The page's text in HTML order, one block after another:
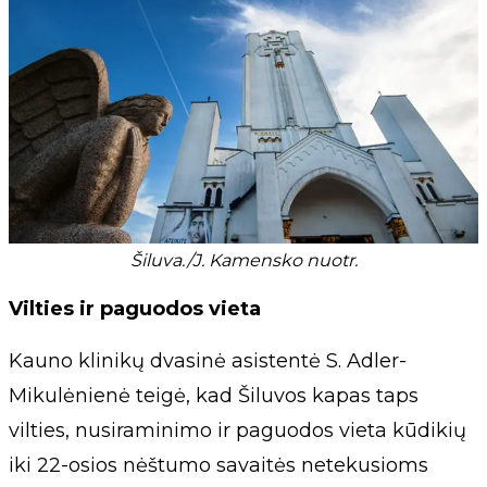
Šiluva./J. Kamensko nuotr.
Vilties ir paguodos vieta
Kauno klinikų dvasinė asistentė S. Adler-
Mikulėnienė teigė, kad Šiluvos kapas taps
vilties, nusiraminimo ir paguodos vieta kūdikių
iki 22-osios nėštumo savaitės netekusioms